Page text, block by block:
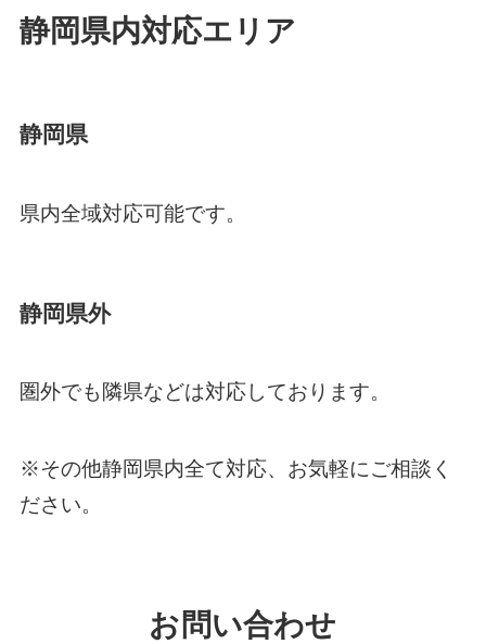
静岡県内対応エリア
静岡県
県内全域対応可能です。
静岡県外
圏外でも隣県などは対応しております。
※その他静岡県内全て対応、お気軽にご相談く
ださい。
お問い合わせ